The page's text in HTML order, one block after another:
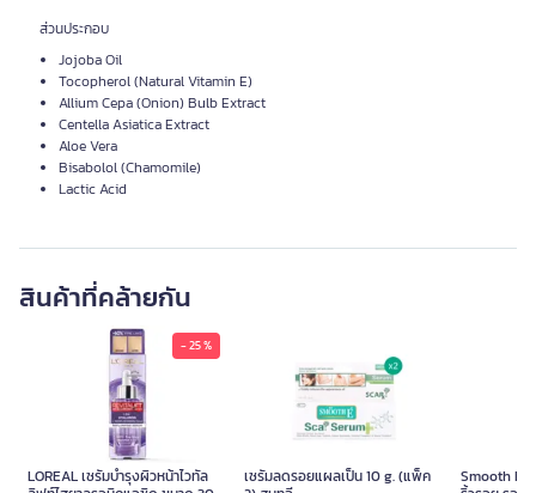
ส่วนประกอบ
Jojoba Oil
Tocopherol (Natural Vitamin E)
Allium Cepa (Onion) Bulb Extract
Centella Asiatica Extract
Aloe Vera
Bisabolol (Chamomile)
Lactic Acid
สินค้าที่คล้ายกัน
- 25 %
LOREAL เซรั่มบำรุงผิวหน้าไวทัล
เซรั่มลดรอยแผลเป็น 10 g. (แพ็ค
Smooth E